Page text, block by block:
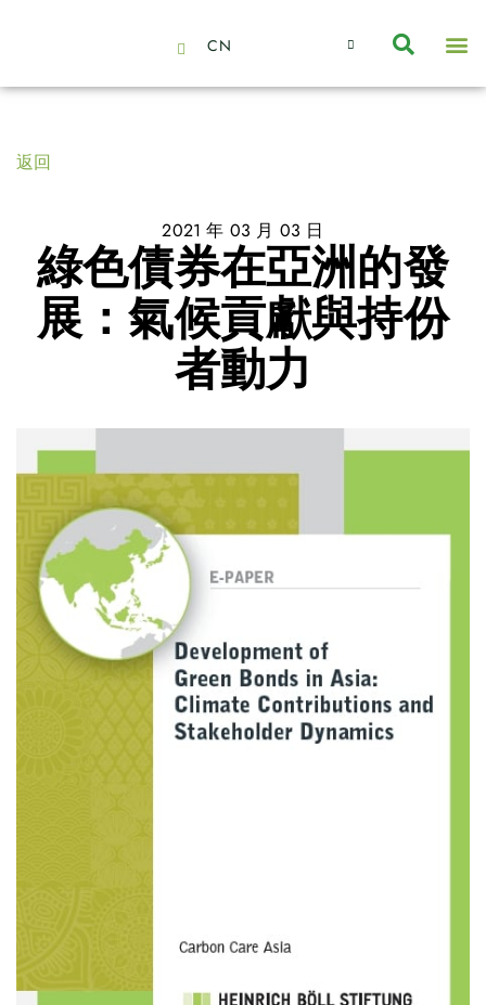
CN
返回
2021 年 03 月 03 日
綠色債券在亞洲的發
展：氣候貢獻與持份
者動力